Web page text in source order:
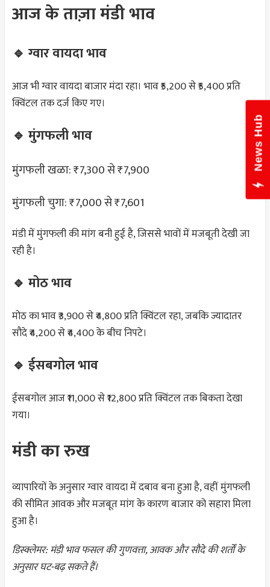
आज के ताज़ा मंडी भाव
🔹 ग्वार वायदा भाव
आज भी ग्वार वायदा बाजार मंदा रहा। भाव ₹5,200 से ₹5,400 प्रति
क्विंटल तक दर्ज किए गए।
🔹 मुंगफली भाव
मुंगफली खळा: ₹7,300 से ₹7,900
मुंगफली चुगा: ₹7,000 से ₹7,601
मंडी में मुंगफली की मांग बनी हुई है, जिससे भावों में मजबूती देखी जा
रही है।
🔹 मोठ भाव
मोठ का भाव ₹3,900 से ₹4,800 प्रति क्विंटल रहा, जबकि ज्यादातर
सौदे ₹4,200 से ₹4,400 के बीच निपटे।
🔹 ईसबगोल भाव
ईसबगोल आज ₹11,000 से ₹12,800 प्रति क्विंटल तक बिकता देखा
गया।
मंडी का रुख
व्यापारियों के अनुसार ग्वार वायदा में दबाव बना हुआ है, वहीं मुंगफली
की सीमित आवक और मजबूत मांग के कारण बाजार को सहारा मिला
हुआ है।
डिस्क्लेमर: मंडी भाव फसल की गुणवत्ता, आवक और सौदे की शर्तों के
अनुसार घट-बढ़ सकते हैं।
News Hub